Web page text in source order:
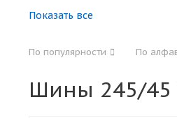
30 35 40 45
Показать все
По популярности По
Шины 245/45